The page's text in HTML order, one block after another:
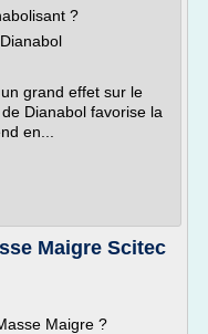
?
grand effet sur le
Dianabol favorise la
en...
Maigre Scitec
Maigre ?